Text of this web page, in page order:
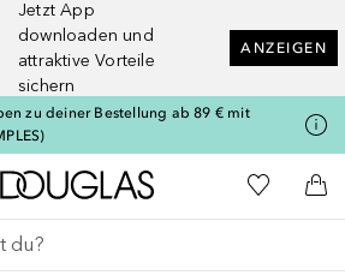
Jetzt App
downloaden und
attraktive Vorteile
sichern
ANZEIGEN
zu deiner Bestellung ab 89 € mit
Zur Douglas Startseite
Zu Meiner